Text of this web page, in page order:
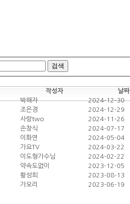
검색
작성자 날짜
박해자 2024-12-30
조은경 2024-12-29
사랑two 2024-11-26
손창식 2024-07-17
이화연 2024-05-04
가요TV 2024-03-22
이도형가수님 2024-02-22
약속도없이 2023-12-05
황성희 2023-08-13
가오리 2023-06-19